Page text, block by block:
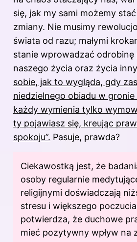
się, jak my sami możemy
zmiany. Nie musimy
świata od razu; małymi
stanie wprowadzać odrobinę
naszego życia oraz życia
sobie, jak to wygląda, gdy
niedzielnego obiadu w
każdy wymienia tylko
ty pojawiasz się, kreując
spokoju”. Pasuje, prawda?
Ciekawostką jest, że
osoby regularnie
religijnymi doświadczają
stresu i większego
potwierdza, że duchowe
mieć pozytywny wpływ na